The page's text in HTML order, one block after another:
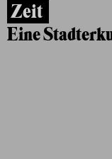
Zeit
Eine